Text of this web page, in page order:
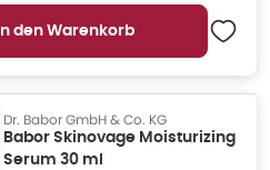
In den Warenkorb
Dr. Babor GmbH & Co. KG
Babor Skinovage Moisturizing
Serum 30 ml